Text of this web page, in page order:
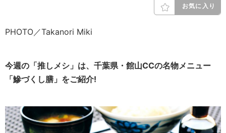
お気に入り
PHOTO／Takanori Miki
今週の「推しメシ」は、千葉県・館山CCの名物メニュー
「鰺づくし膳」をご紹介!